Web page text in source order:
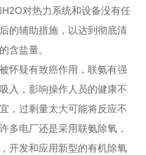
对热力系统和设备没有任
的辅助措施，以达到彻底清
含盐量。
怀疑有致癌作用，联氨有强
入，影响操作人员的健康不
，过剩量太大可能将反应不
多电厂还是采用联氨除氧，
开发和应用新型的有机除氧